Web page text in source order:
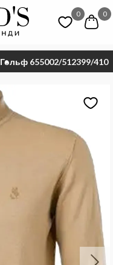
0 0
Гольф 655002/512399/410